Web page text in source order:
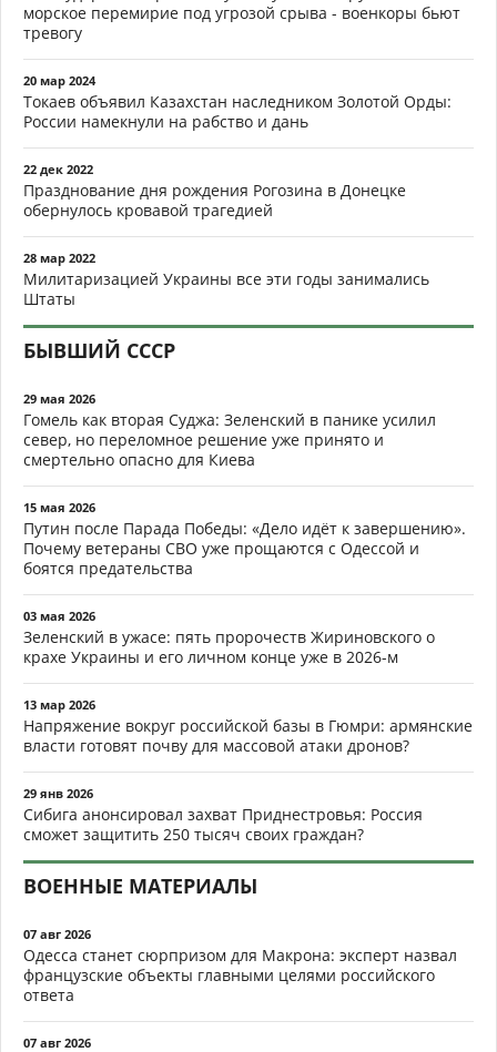
морское перемирие под угрозой срыва - военкоры бьют
тревогу
20 мар 2024
Токаев объявил Казахстан наследником Золотой Орды:
России намекнули на рабство и дань
22 дек 2022
Празднование дня рождения Рогозина в Донецке
обернулось кровавой трагедией
28 мар 2022
Милитаризацией Украины все эти годы занимались
Штаты
БЫВШИЙ СССР
29 мая 2026
Гомель как вторая Суджа: Зеленский в панике усилил
север, но переломное решение уже принято и
смертельно опасно для Киева
15 мая 2026
Путин после Парада Победы: «Дело идёт к завершению».
Почему ветераны СВО уже прощаются с Одессой и
боятся предательства
03 мая 2026
Зеленский в ужасе: пять пророчеств Жириновского о
крахе Украины и его личном конце уже в 2026-м
13 мар 2026
Напряжение вокруг российской базы в Гюмри: армянские
власти готовят почву для массовой атаки дронов?
29 янв 2026
Сибига анонсировал захват Приднестровья: Россия
сможет защитить 250 тысяч своих граждан?
ВОЕННЫЕ МАТЕРИАЛЫ
07 авг 2026
Одесса станет сюрпризом для Макрона: эксперт назвал
французские объекты главными целями российского
ответа
07 авг 2026